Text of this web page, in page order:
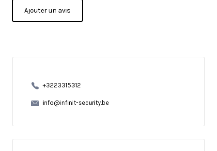
Ajouter un avis
+3223315312
info@infinit-security.be